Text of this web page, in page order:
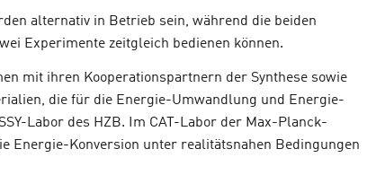
alternativ in Betrieb sein, während die beiden
Experimente zeitgleich bedienen können.
mit ihren Kooperationspartnern der Synthese sowie
die für die Energie-Umwandlung und Energie-
Labor des HZB. Im CAT-Labor der Max-Planck-
Energie-Konversion unter realitätsnahen Bedingungen